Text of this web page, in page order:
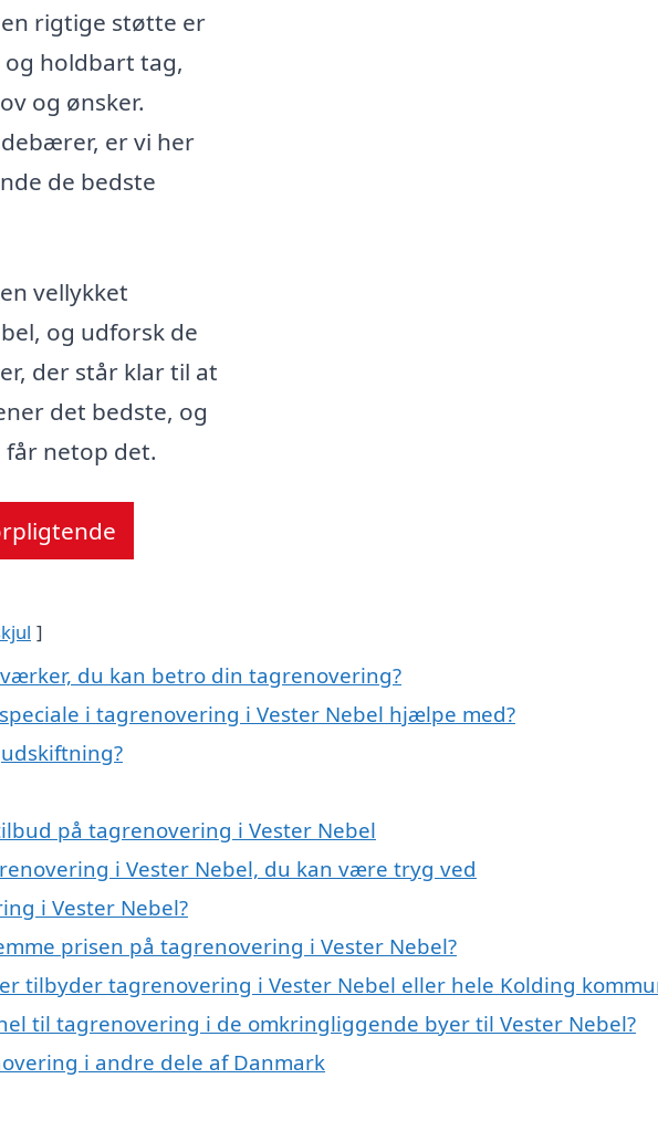
rigtige støtte er
holdbart tag,
og ønsker.
er vi her
de bedste
vellykket
og udforsk de
der står klar til at
det bedste, og
netop det.
du kan betro din tagrenovering?
i tagrenovering i Vester Nebel hjælpe med?
på tagrenovering i Vester Nebel
i Vester Nebel, du kan være tryg ved
i Vester Nebel?
prisen på tagrenovering i Vester Nebel?
tilbyder tagrenovering i Vester Nebel eller hele Kolding
til tagrenovering i de omkringliggende byer til Vester Nebel?
i andre dele af Danmark